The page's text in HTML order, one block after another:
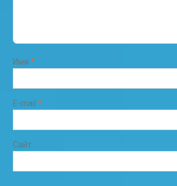
Имя *
E-mail *
Сайт